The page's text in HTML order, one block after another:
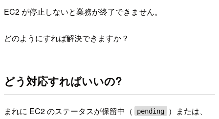
EC2 が停止しないと業務が終了できません。
どのようにすれば解決できますか？
どう対応すればいいの?
まれに EC2 のステータスが保留中（ pending
）または、